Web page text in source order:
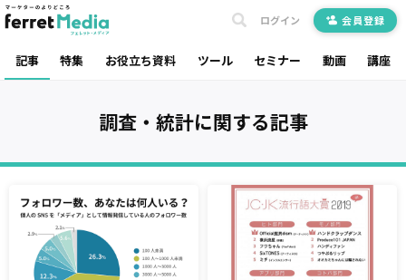
記事 特集 お役立ち資料 ツール セミナー 動画 講座
ログイン 会員登録
調査・統計に関する記事